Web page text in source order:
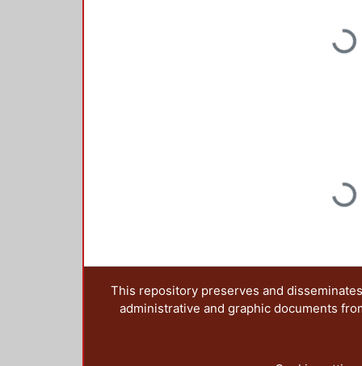
Loading...
Loading...
This repository preserves and
administrative and graphic documents